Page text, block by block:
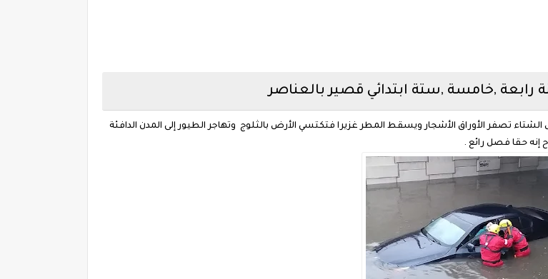
,خامسة ,ستة ابتدائي قصير بالعناصر
تصفر الأوراق الأشجار ويسقط المطر غزيرا فتكتسي الأرض بالثلوج وتهاجر الطيور إلى المدن الدافئة
إنه حقا فصل رائع .